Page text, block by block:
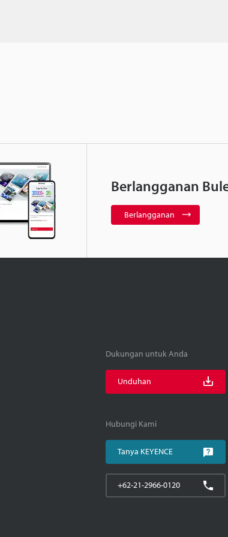
Berlangganan
Berlangganan
Dukungan untuk Anda
Unduhan
Hubungi Kami
Tanya KEYENCE
+62-21-2966-0120